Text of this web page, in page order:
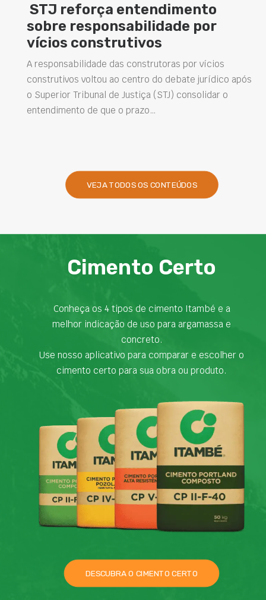
STJ reforça entendimento
sobre responsabilidade por
vícios construtivos
A responsabilidade das construtoras por vícios
construtivos voltou ao centro do debate jurídico após
o Superior Tribunal de Justiça (STJ) consolidar o
entendimento de que o prazo…
VEJA TODOS OS CONTEÚDOS
Cimento Certo
Conheça os 4 tipos de cimento Itambé e a
melhor indicação de uso para argamassa e
concreto.
Use nosso aplicativo para comparar e escolher o
cimento certo para sua obra ou produto.
DESCUBRA O CIMENTO CERTO